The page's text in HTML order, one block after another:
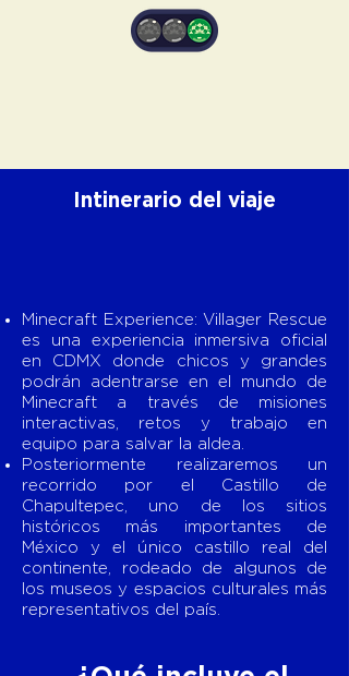
Intinerario del viaje
Minecraft Experience: Villager Rescue
es una experiencia inmersiva oficial
en CDMX donde chicos y grandes
podrán adentrarse en el mundo de
Minecraft a través de misiones
interactivas, retos y trabajo en
equipo para salvar la aldea.
Posteriormente realizaremos un
recorrido por el Castillo de
Chapultepec, uno de los sitios
históricos más importantes de
México y el único castillo real del
continente, rodeado de algunos de
los museos y espacios culturales más
representativos del país.